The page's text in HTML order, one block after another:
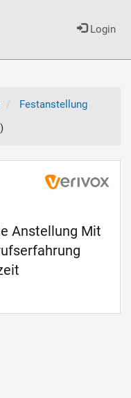
Login
Festanstellung
Anstellung Mit